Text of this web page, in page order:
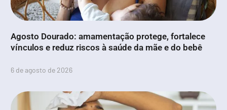
Agosto Dourado: amamentação protege, fortalece
vínculos e reduz riscos à saúde da mãe e do bebê
6 de agosto de 2026